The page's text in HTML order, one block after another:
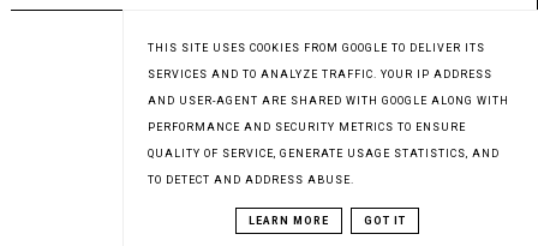
THIS SITE USES COOKIES FROM GOOGLE TO DELIVER ITS
SERVICES AND TO ANALYZE TRAFFIC. YOUR IP ADDRESS
AND USER-AGENT ARE SHARED WITH GOOGLE ALONG WITH
PERFORMANCE AND SECURITY METRICS TO ENSURE
QUALITY OF SERVICE, GENERATE USAGE STATISTICS, AND
TO DETECT AND ADDRESS ABUSE.
LEARN MORE GOT IT